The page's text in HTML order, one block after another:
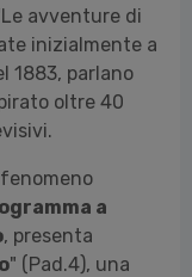
avventure di
inizialmente a
1883, parlano
oltre 40
a
, presenta
" (Pad.4), una